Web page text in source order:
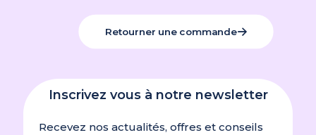
Retourner une commande
Inscrivez vous à notre newsletter
Recevez nos actualités, offres et conseils